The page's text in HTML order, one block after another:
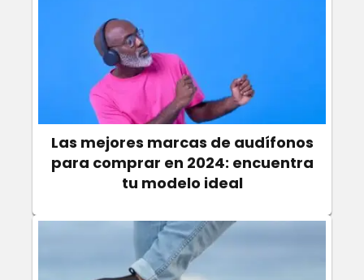
Las mejores marcas de audífonos
para comprar en 2024: encuentra
tu modelo ideal